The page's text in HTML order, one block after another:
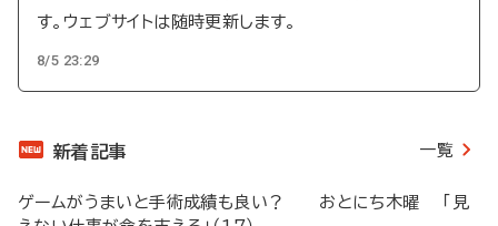
す。ウェブサイトは随時更新します。
8/5 23:29
新着記事 一覧
ゲームがうまいと手術成績も良い？ おとにち木曜 「見